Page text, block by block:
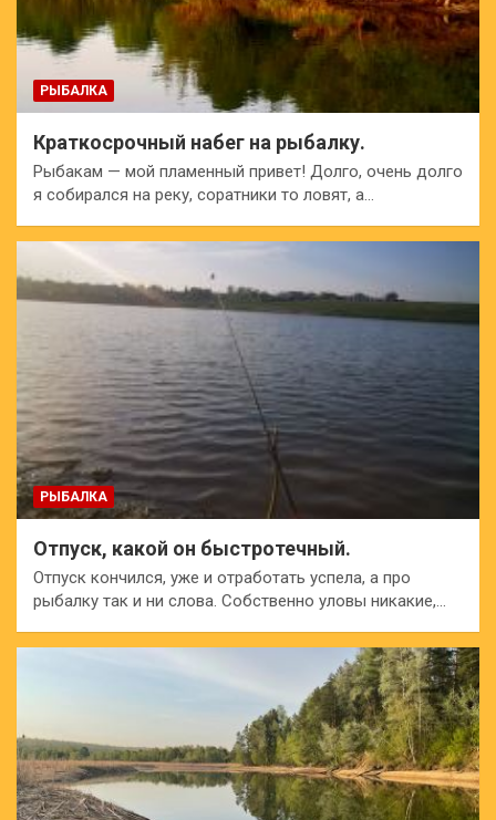
РЫБАЛКА
Краткосрочный набег на рыбалку.
Рыбакам — мой пламенный привет! Долго, очень долго
я собирался на реку, соратники то ловят, а…
РЫБАЛКА
Отпуск, какой он быстротечный.
Отпуск кончился, уже и отработать успела, а про
рыбалку так и ни слова. Собственно уловы никакие,…